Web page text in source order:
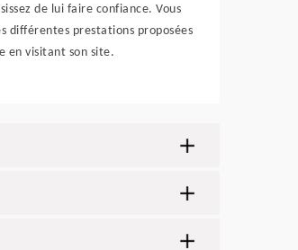
de lui faire confiance. Vous
différentes prestations proposées
en visitant son site.